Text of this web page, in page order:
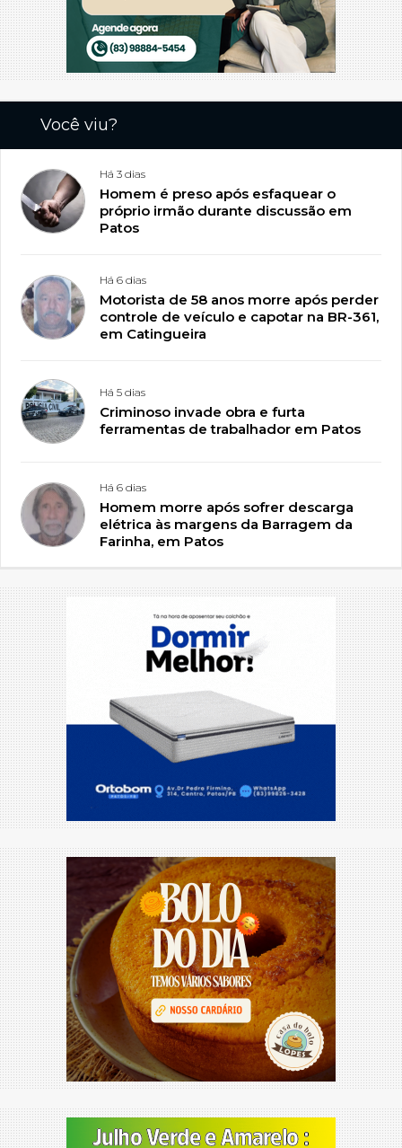
Você viu?
Há 3 dias
Homem é preso após esfaquear o
próprio irmão durante discussão em
Patos
Há 6 dias
Motorista de 58 anos morre após perder
controle de veículo e capotar na BR-361,
em Catingueira
Há 5 dias
Criminoso invade obra e furta
ferramentas de trabalhador em Patos
Há 6 dias
Homem morre após sofrer descarga
elétrica às margens da Barragem da
Farinha, em Patos